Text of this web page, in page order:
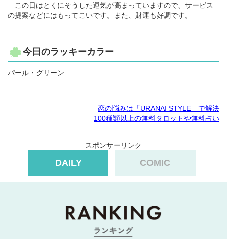
この日はとくにそうした運気が高まっていますので、サービス
の提案などにはもってこいです。また、財運も好調です。
今日のラッキーカラー
パール・グリーン
恋の悩みは「URANAI STYLE」で解決
100種類以上の無料タロットや無料占い
スポンサーリンク
DAILY COMIC